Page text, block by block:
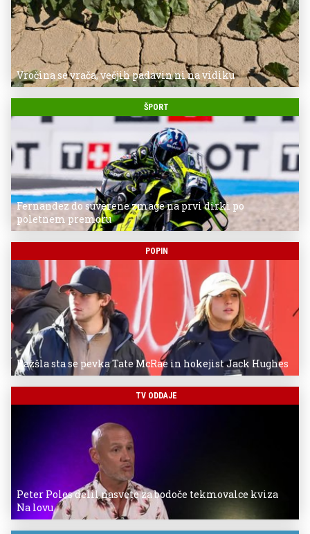
Vročina se vrača, večjih padavin ni na vidiku
ŠPORT
Fernandez do suverene zmage na prvi dirki po
poletnem premoru
POPIN
Razšla sta se pevka Tate McRae in hokejist Jack Hughes
TV ODDAJE
Peter Poles delil nasvete za bodoče tekmovalce kviza
Na lovu